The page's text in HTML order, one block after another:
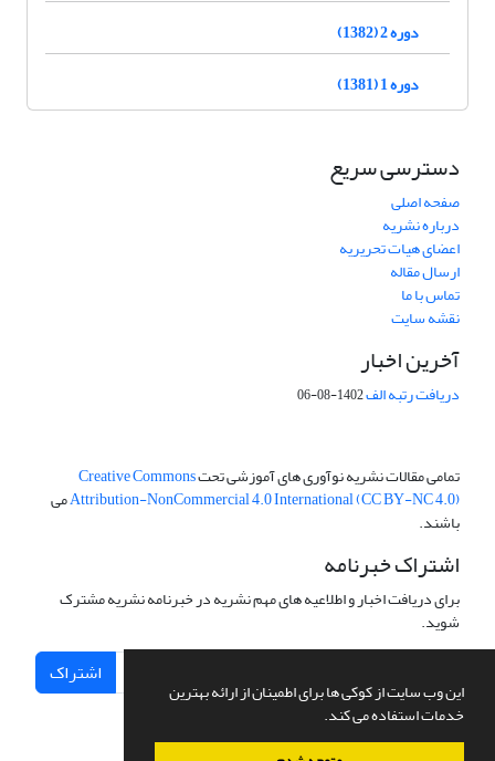
این وب سایت از کوکی ها برای اطمینان از ارائه بهترین
خدمات استفاده می کند.
دوره 2 (1382)
دوره 1 (1381)
دسترسی سریع
صفحه اصلی
درباره نشریه
اعضای هیات تحریریه
ارسال مقاله
تماس با ما
نقشه سایت
آخرین اخبار
دریافت رتبه الف1402-08-06
تمامی مقالات نشریه نوآوری های آموزشی تحتCreative Commons
Attribution-NonCommercial 4.0 International (CC BY-NC 4.0)می
باشند.
اشتراک خبرنامه
برای دریافت اخبار و اطلاعیه های مهم نشریه در خبرنامه نشریه مشترک
شوید.
اشتراک